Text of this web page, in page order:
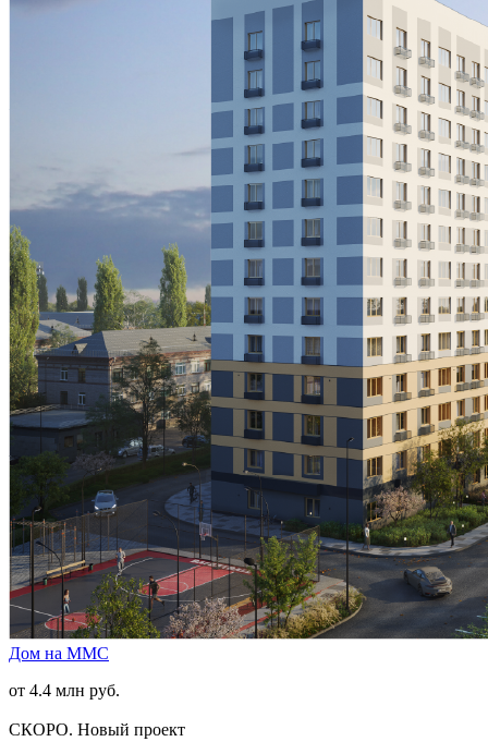
Дом на ММС
от 4.4 млн руб.
СКОРО. Новый проект